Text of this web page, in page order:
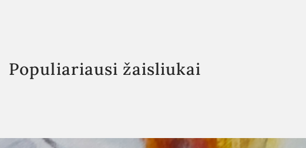
Populiariausi žaisliukai